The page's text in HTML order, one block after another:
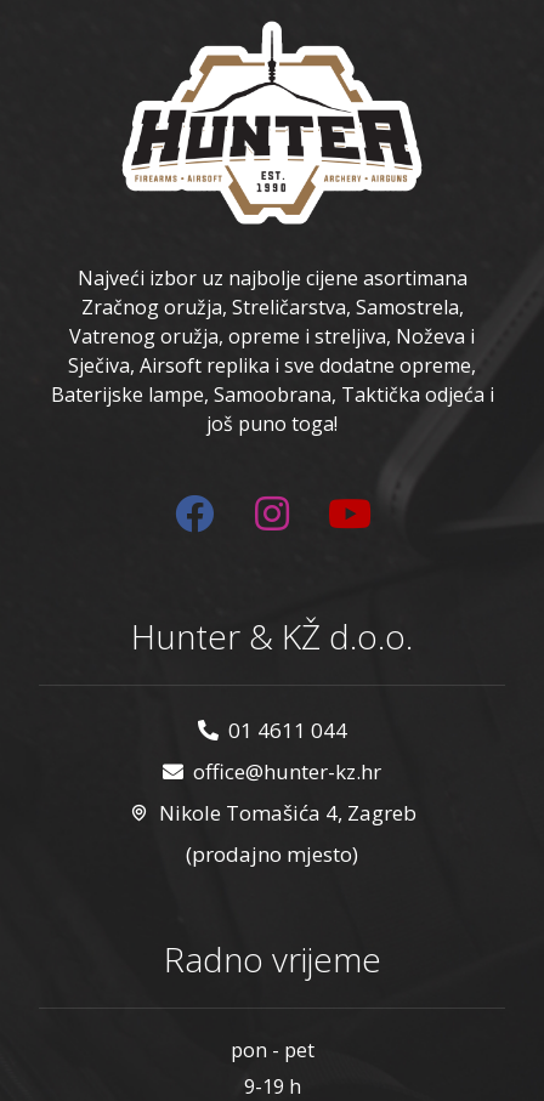
Najveći izbor uz najbolje cijene asortimana
Zračnog oružja, Streličarstva, Samostrela,
Vatrenog oružja, opreme i streljiva, Noževa i
Sječiva, Airsoft replika i sve dodatne opreme,
Baterijske lampe, Samoobrana, Taktička odjeća i
još puno toga!
Hunter & KŽ d.o.o.
01 4611 044
office@hunter-kz.hr
Nikole Tomašića 4, Zagreb
(prodajno mjesto)
Radno vrijeme
pon - pet
9-19 h